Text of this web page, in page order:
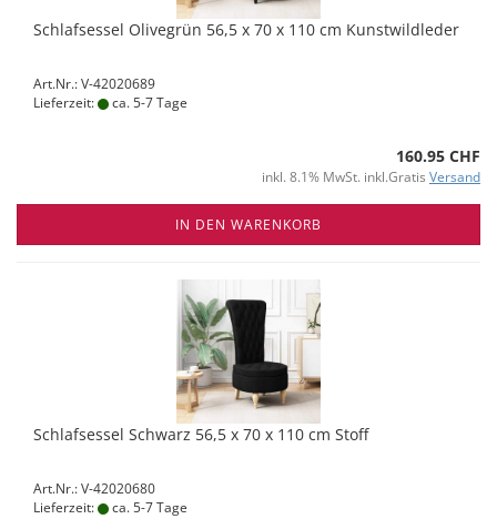
Schlafsessel Olivegrün 56,5 x 70 x 110 cm Kunstwildleder
Art.Nr.: V-42020689
Lieferzeit:
ca. 5-7 Tage
160.95 CHF
inkl. 8.1% MwSt. inkl.Gratis Versand
IN DEN WARENKORB
Schlafsessel Schwarz 56,5 x 70 x 110 cm Stoff
Art.Nr.: V-42020680
Lieferzeit:
ca. 5-7 Tage